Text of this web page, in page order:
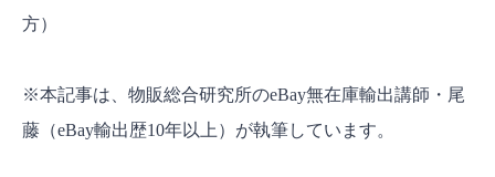
方）
※本記事は、物販総合研究所のeBay無在庫輸出講師・尾
藤（eBay輸出歴10年以上）が執筆しています。